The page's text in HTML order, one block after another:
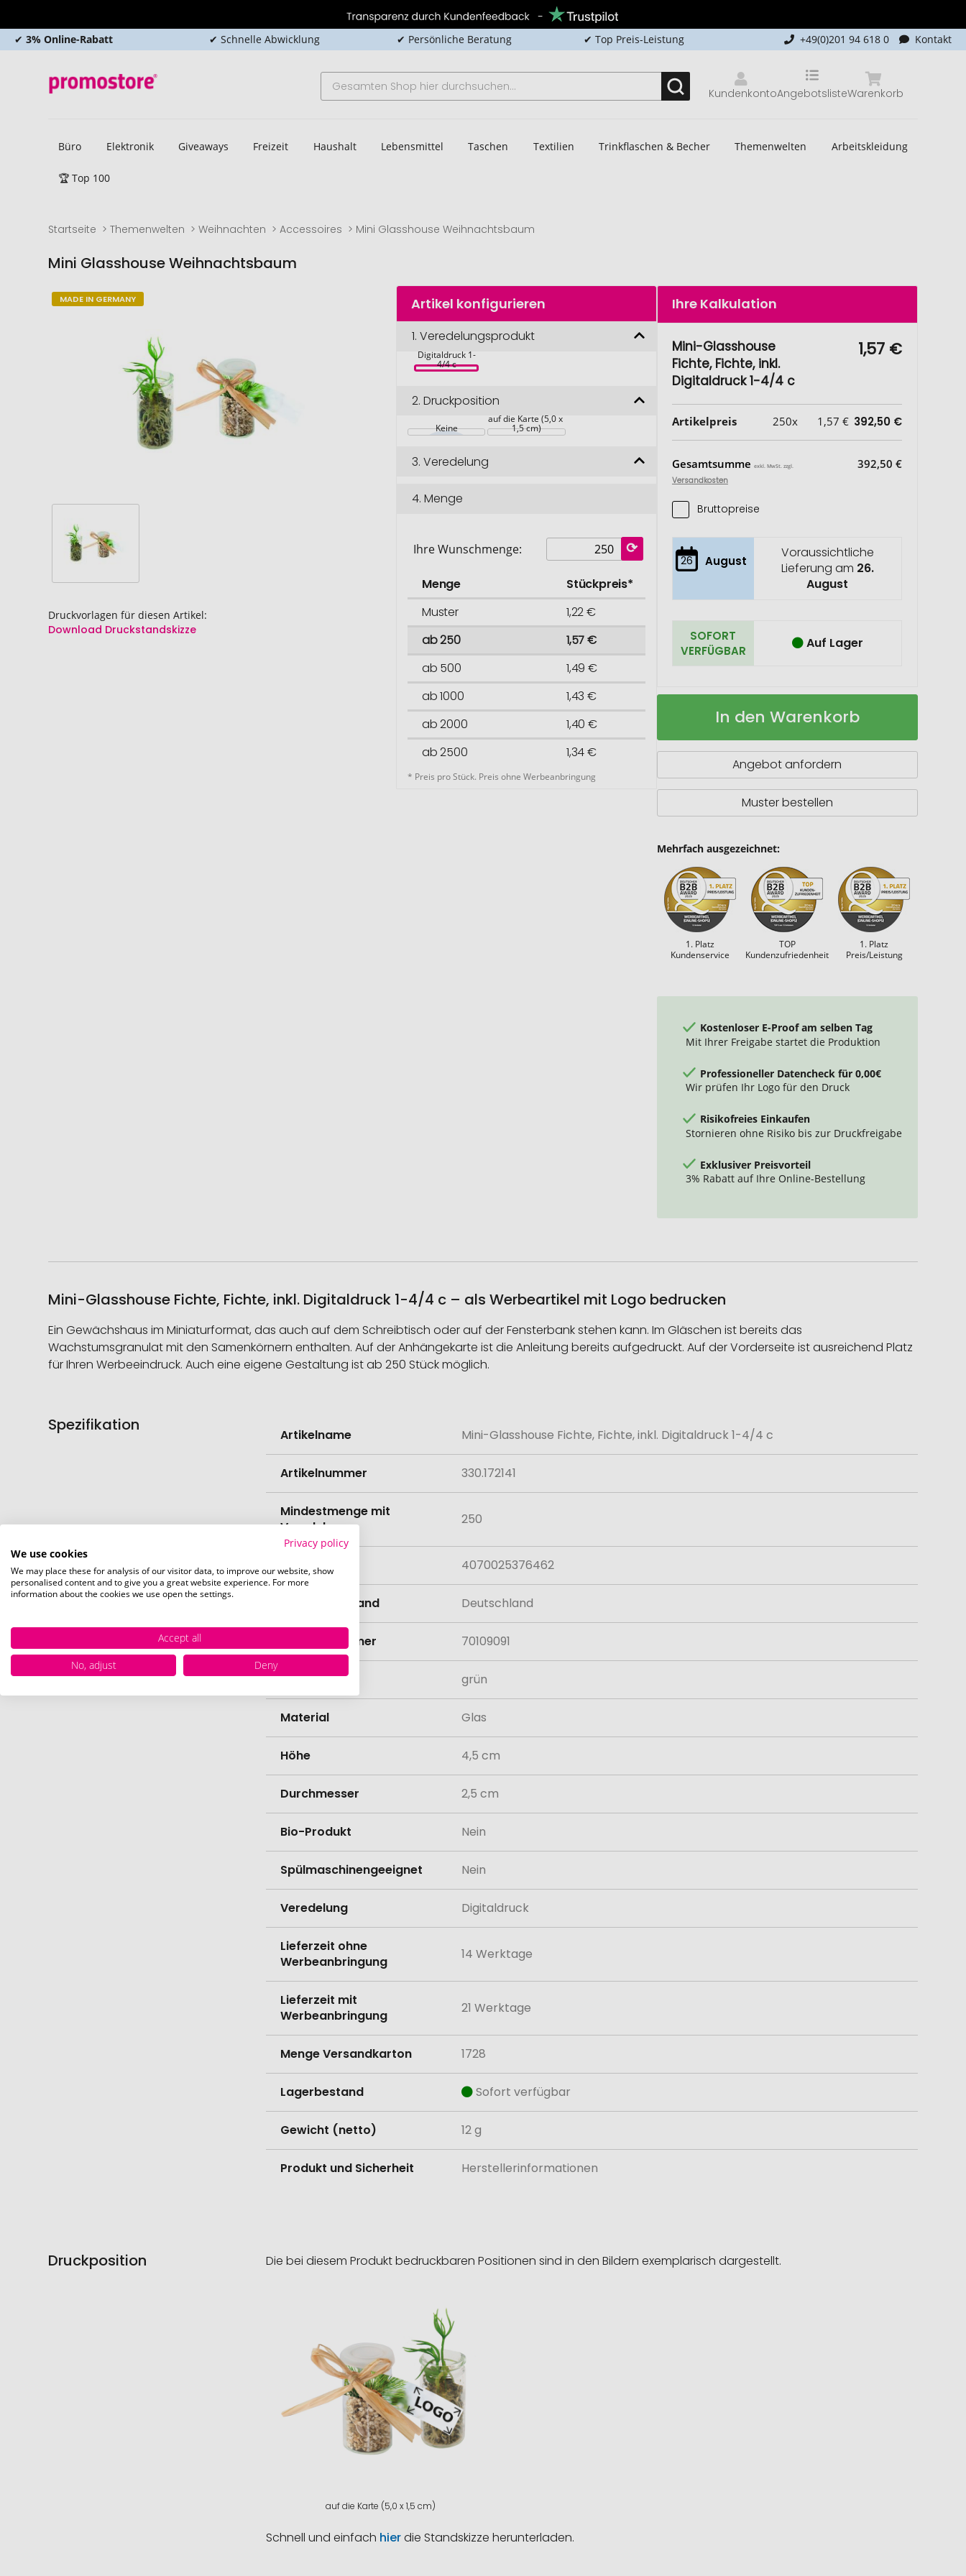
✔ 3% Online-Rabatt ✔ Schnelle Abwicklung ✔ Persönliche Beratung ✔ Top Preis-Leistung +49(0)201 94 618 0 Kontakt
Kundenkonto Warenkorb
Angebotsliste
Büro Elektronik Giveaways Freizeit Haushalt Lebensmittel Taschen Textilien Trinkflaschen & Becher Themenwelten Arbeitskleidung
🏆 Top 100
Startseite Themenwelten Weihnachten Accessoires Mini Glasshouse Weihnachtsbaum
Mini Glasshouse Weihnachtsbaum
Zum
Ende
Druckvorlagen für diesen Artikel:
Download Druckstandskizze
Zum
Anfang
MADE IN GERMANY Artikel konfigurieren
1.Veredelungsprodukt
Fichte, Fichte,
Digitaldruck 1-
4/4 c
2.Druckposition
Keine
auf die Karte (5,0 x
1,5 cm)
3.Veredelung
4.Menge
Ihre Wunschmenge:
Menge
Stückpreis*
Muster
1,22 €
ab 250
1,57 €
ab 500
1,49 €
ab 1000
1,43 €
ab 2000
1,40 €
ab 2500
1,34 €
* Preis pro Stück. Preis ohne Werbeanbringung
Ihre Kalkulation
Mini-Glasshouse
Fichte, Fichte, inkl.
Digitaldruck 1-4/4 c
1,57 €
Artikelpreis 250x 1,57 € 392,50 €
Gesamtsumme exkl. MwSt. zzgl.
Versandkosten
392,50 €
Bruttopreise
26 August
Voraussichtliche
Lieferung am 26.
August
SOFORT
VERFÜGBAR
Auf Lager
Mini
Auf
In den Warenkorb
Angebot anfordern
Muster bestellen
Mehrfach ausgezeichnet:
1. Platz
Kundenservice
TOP
Kundenzufriedenheit
1. Platz
Preis/Leistung
Kostenloser E-Proof am selben Tag
Mit Ihrer Freigabe startet die Produktion
Professioneller Datencheck für 0,00€
Wir prüfen Ihr Logo für den Druck
Risikofreies Einkaufen
Stornieren ohne Risiko bis zur Druckfreigabe
Exklusiver Preisvorteil
3% Rabatt auf Ihre Online-Bestellung
Mini-Glasshouse Fichte, Fichte, inkl. Digitaldruck 1-4/4 c – als Werbeartikel mit Logo bedrucken
Ein Gewächshaus im Miniaturformat, das auch auf dem Schreibtisch oder auf der Fensterbank stehen kann. Im Gläschen ist bereits das
Wachstumsgranulat mit den Samenkörnern enthalten. Auf der Anhängekarte ist die Anleitung bereits aufgedruckt. Auf der Vorderseite ist ausreichend Platz
für Ihren Werbeeindruck. Auch eine eigene Gestaltung ist ab 250 Stück möglich.
Spezifikation
Informationen
Artikelname Mini-Glasshouse Fichte, Fichte, inkl. Digitaldruck 1-4/4 c
Artikelnummer 330.172141
Mindestmenge mit
Veredelung
250
EAN 4070025376462
Herstellungsland Deutschland
Zolltarifnummer 70109091
Farbe grün
Material Glas
Höhe 4,5 cm
Durchmesser 2,5 cm
Bio-Produkt Nein
Spülmaschinengeeignet Nein
Veredelung Digitaldruck
Lieferzeit ohne
Werbeanbringung
14 Werktage
Lieferzeit mit
Werbeanbringung
21 Werktage
Menge Versandkarton 1728
Lagerbestand Sofort verfügbar
Gewicht (netto) 12 g
Produkt und Sicherheit Herstellerinformationen
Druckposition Die bei diesem Produkt bedruckbaren Positionen sind in den Bildern exemplarisch dargestellt.
auf die Karte (5,0 x 1,5 cm)
Schnell und einfach hierdie Standskizze herunterladen.
Privacy policy
We use cookies
We may place these for analysis of our visitor data, to improve our website, show
personalised content and to give you a great website experience. For more
information about the cookies we use open the settings.
Accept all
No, adjust
Deny